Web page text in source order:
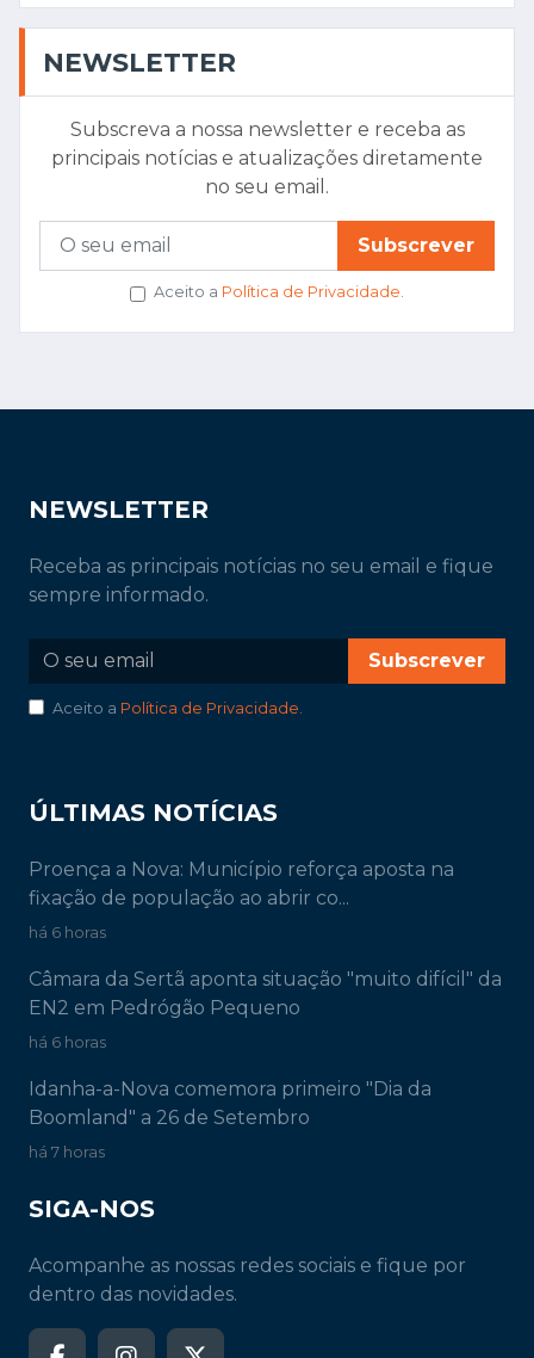
NEWSLETTER
Subscreva a nossa newsletter e receba as
principais notícias e atualizações diretamente
no seu email.
Subscrever
Aceito a Política de Privacidade
NEWSLETTER
Receba as principais notícias no seu email e fique
sempre informado.
Subscrever
Aceito a Política de Privacidade
ÚLTIMAS NOTÍCIAS
Proença a Nova: Município reforça aposta na
fixação de população ao abrir co...
há 6 horas
Câmara da Sertã aponta situação "muito difícil" da
EN2 em Pedrógão Pequeno
há 6 horas
Idanha-a-Nova comemora primeiro "Dia da
Boomland" a 26 de Setembro
há 7 horas
SIGA-NOS
Acompanhe as nossas redes sociais e fique por
dentro das novidades.